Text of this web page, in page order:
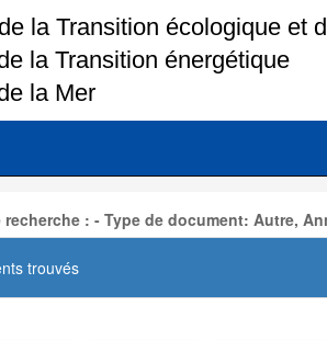
recherche : - Type de document: Autre,
trouvés